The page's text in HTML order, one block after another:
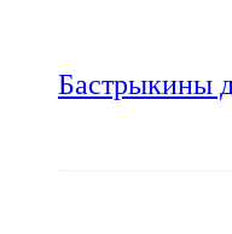
Бастрыкины